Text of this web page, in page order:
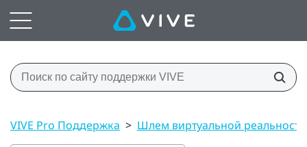
VIVE Pro Поддержка > Шлем виртуальной